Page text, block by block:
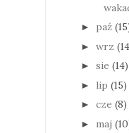
► paź
► wrz
► sie (14)
► lip (15)
► cze (8)
► maj